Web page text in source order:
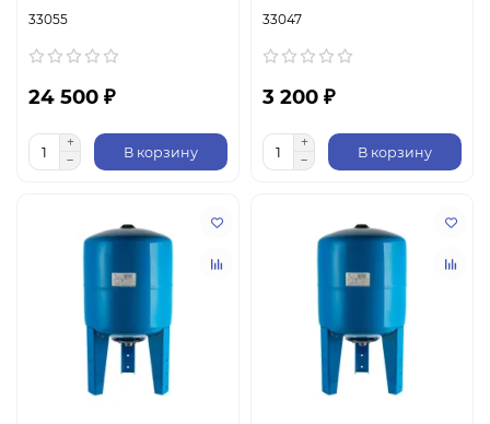
33055
24 500 ₽
В корзину
33047
3 200 ₽
В корзину